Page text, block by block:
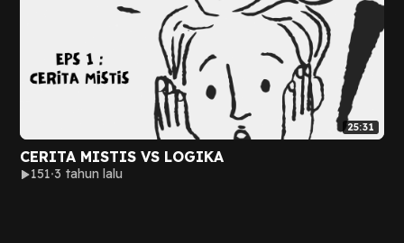
25:31
CERITA MISTIS VS LOGIKA
151 3 tahun lalu